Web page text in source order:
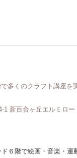
多くのクラフト講座を
1 新百合ヶ丘エルミロー
６階で絵画・音楽・運